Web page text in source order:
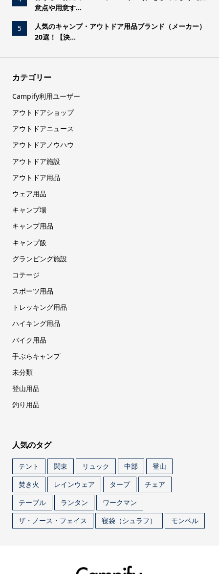
意点や用意す...
5
人気のキャンプ・アウトドア用品ブランド（メーカー）
20選！【決...
カテゴリー
Campify利用ユーザー
アウトドアショップ
アウトドアニュース
アウトドアノウハウ
アウトドア施設
アウトドア用品
ウェア用品
キャンプ場
キャンプ用品
キャンプ飯
グランピング施設
コテージ
スポーツ用品
トレッキング用品
ハイキング用品
バイク用品
手ぶらキャンプ
未分類
登山用品
釣り用品
人気のタグ
テント 関東 リュック 中部
登山
焚き火
レインウェア タープ
チェア
テーブル
ランタン
ワークマン
ザ・ノース・フェイス
寝袋（シュラフ） モンベル